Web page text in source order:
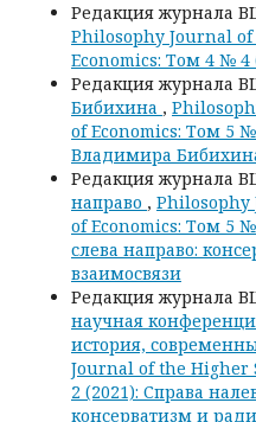
Редакция журнала
Philosophy Journal
Economics: Том 4 №
Редакция журнала
Бибихина ,
of Economics: Том 5
Владимира
Редакция журнала
направо , Philosophy
of Economics: Том 5
слева направо:
взаимосвязи
Редакция журнала
научная
история,
Journal of the Higher
2 (2021): Справа
консерватизм и